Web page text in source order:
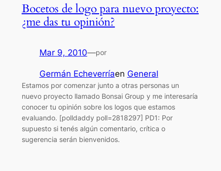
Bocetos de logo para nuevo proyecto:
¿me das tu opinión?
Mar 9, 2010—por
Germán Echeverríaen General
Estamos por comenzar junto a otras personas un
nuevo proyecto llamado Bonsai Group y me interesaría
conocer tu opinión sobre los logos que estamos
evaluando. [polldaddy poll=2818297] PD1: Por
supuesto si tenés algún comentario, crítica o
sugerencia serán bienvenidos.